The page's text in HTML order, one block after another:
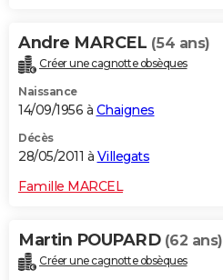
Andre MARCEL (54 ans)
Créer une cagnotte obsèques
Naissance
14/09/1956 à Chaignes
Décès
28/05/2011 à Villegats
Famille MARCEL
Martin POUPARD (62 ans)
Créer une cagnotte obsèques